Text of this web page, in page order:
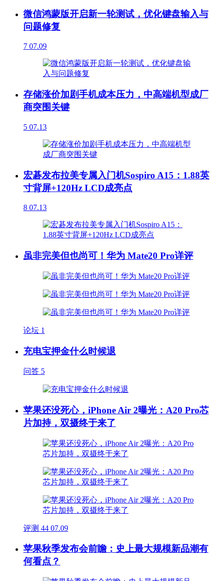
微信鸿蒙版开启新一轮测试，优化键盘输入与
问题修复
7 07.09
存储涨价加剧手机成本压力，中高端机型成厂
商突围关键
5 07.13
宏碁发布拉美专属入门机Sospiro A15：1.88英
寸背屏+120Hz LCD成亮点
8 07.13
虽非完美但也尚可！华为 Mate20 Pro详评
论坛 1
充电宝押金什么时候退
问答 5
苹果还没死心，iPhone Air 2曝光：A20 Pro芯
片加持，双摄终于来了
评测 44 07.09
苹果秋季发布会前瞻：史上最大规模新品潮有
何看点？